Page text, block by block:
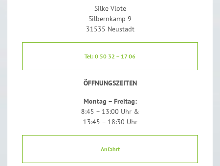
Silke Vlote
Silbernkamp 9
31535 Neustadt
Tel: 0 50 32 – 17 06
ÖFFNUNGSZEITEN
Montag – Freitag:
8:45 – 13:00 Uhr &
13:45 – 18:30 Uhr
Anfahrt